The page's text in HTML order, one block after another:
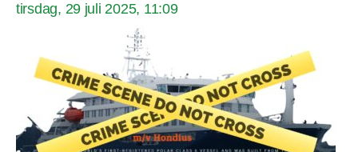
tirsdag, 29 juli 2025, 11:09